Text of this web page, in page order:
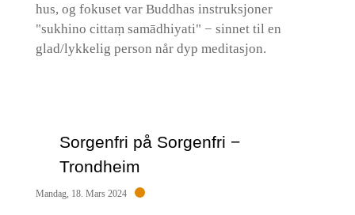
hus, og fokuset var Buddhas instruksjoner
"sukhino cittaṃ samādhiyati" − sinnet til en
glad/lykkelig person når dyp meditasjon.
Sorgenfri på Sorgenfri −
Trondheim
Mandag, 18. Mars 2024